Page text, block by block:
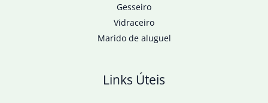
Gesseiro
Vidraceiro
Marido de aluguel
Links Úteis